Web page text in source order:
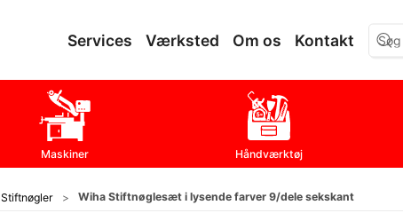
Services Værksted Om os Kontakt
Maskiner Håndværktøj
Stiftnøgler Wiha Stiftnøglesæt i lysende farver 9/dele sekskant